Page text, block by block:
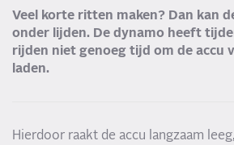
Veel korte ritten maken? Dan kan
onder lijden. De dynamo heeft
rijden niet genoeg tijd om de accu
laden.
Hierdoor raakt de accu langzaam